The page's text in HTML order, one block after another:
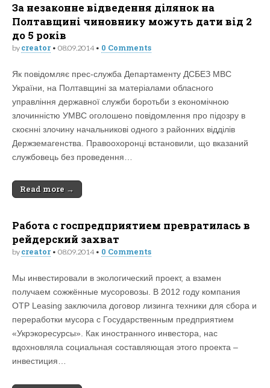
За незаконне відведення ділянок на
Полтавщині чиновнику можуть дати від 2
до 5 років
by creator• 08.09.2014• 0 Comments
Як повідомляє прес-служба Департаменту ДСБЕЗ МВС
України, на Полтавщині за матеріалами обласного
управління державної служби боротьби з економічною
злочинністю УМВС оголошено повідомлення про підозру в
скоєнні злочину начальникові одного з районних відділів
Держземагенства. Правоохоронці встановили, що вказаний
службовець без проведення…
Read more →
Работа с госпредприятием превратилась в
рейдерский захват
by creator• 08.09.2014• 0 Comments
Мы инвестировали в экологический проект, а взамен
получаем сожжённые мусоровозы. В 2012 году компания
OTP Leasing заключила договор лизинга техники для сбора и
переработки мусора с Государственным предприятием
«Укрэкоресурсы». Как иностранного инвестора, нас
вдохновляла социальная составляющая этого проекта –
инвестиция…